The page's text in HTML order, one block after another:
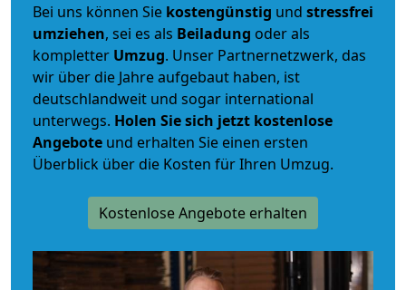
Bei uns können Sie kostengünstig und stressfrei
umziehen, sei es als Beiladung oder als
kompletter Umzug. Unser Partnernetzwerk, das
wir über die Jahre aufgebaut haben, ist
deutschlandweit und sogar international
unterwegs. Holen Sie sich jetzt kostenlose
Angebote und erhalten Sie einen ersten
Überblick über die Kosten für Ihren Umzug.
Kostenlose Angebote erhalten